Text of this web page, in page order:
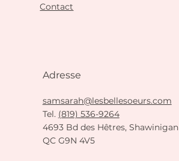
Contact
Adresse
samsarah@lesbellesoeurs.com
Tel. (819) 536-9264
4693 Bd des Hêtres, Shawinigan
QC G9N 4V5